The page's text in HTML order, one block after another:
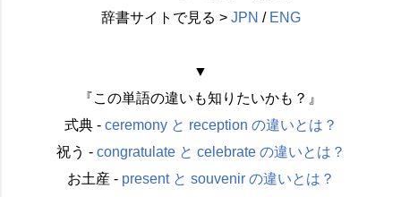
辞書サイトで見る > JPN / ENG
▼
『この単語の違いも知りたいかも？』
式典 - ceremony と reception の違いとは？
祝う - congratulate と celebrate の違いとは？
お土産 - present と souvenir の違いとは？